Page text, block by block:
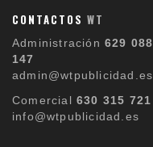
CONTACTOS WT
Administración 629 088
147
admin@wtpublicidad.es
Comercial 630 315 721
info@wtpublicidad.es